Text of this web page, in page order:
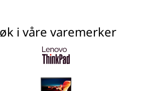
i våre varemerker